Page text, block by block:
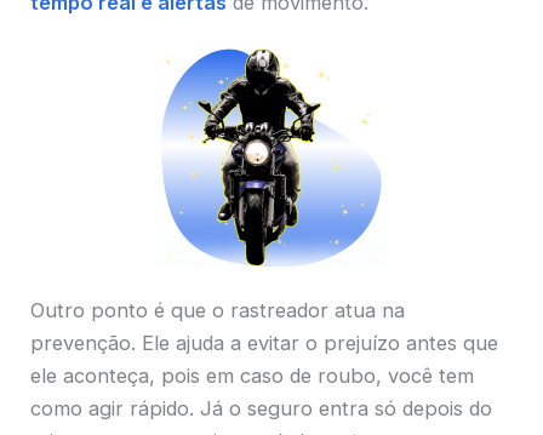
Outro ponto é que o rastreador atua na
prevenção. Ele ajuda a evitar o prejuízo antes que
ele aconteça, pois em caso de roubo, você tem
como agir rápido. Já o seguro entra só depois do